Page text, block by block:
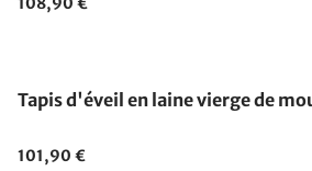
Tapis d'éveil en laine vierge de
101,90 €